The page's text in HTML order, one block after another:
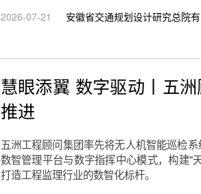
2026-07-21 安徽省交通规划设计研究总院
慧眼添翼 数字驱动丨五
推进
五洲工程顾问集团率先将无人机智能巡检
数智管理平台与数字指挥中心模式，构建"
打造工程监理行业的数智化标杆。